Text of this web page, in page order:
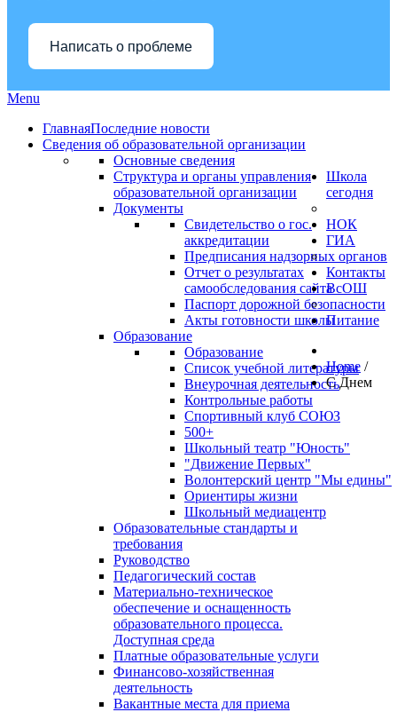
Написать о проблеме
Menu
ГлавнаяПоследние новости
Сведения об образовательной организации
Основные сведения
Структура и органы управления
образовательной организации
Документы
Свидетельство о гос.
аккредитации
Предписания надзорных органов
Отчет о результатах
самообследования сайта
Паспорт дорожной безопасности
Акты готовности школы
Образование
Образование
Список учебной литературы
Внеурочная деятельность
Контрольные работы
Спортивный клуб СОЮЗ
500+
Школьный театр "Юность"
"Движение Первых"
Волонтерский центр "Мы едины"
Ориентиры жизни
Школьный медиацентр
Образовательные стандарты и
требования
Руководство
Педагогический состав
Материально-техническое
обеспечение и оснащенность
образовательного процесса.
Доступная среда
Платные образовательные услуги
Финансово-хозяйственная
деятельность
Вакантные места для приема
Школа
сегодня
НОК
ГИА
Контакты
ВсОШ
Питание
Home /
C Днем